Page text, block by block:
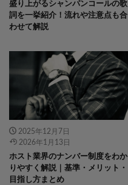
盛り上がるシャンパンコールの歌
詞を一挙紹介！流れや注意点も合
わせて解説
" data-layzr="" class="attachment-
icatch375 size-icatch375 wp-post-
image" alt="" />
2025年12月7日
2026年1月13日
ホスト業界のナンバー制度をわか
りやすく解説｜基準・メリット・
目指し方まとめ